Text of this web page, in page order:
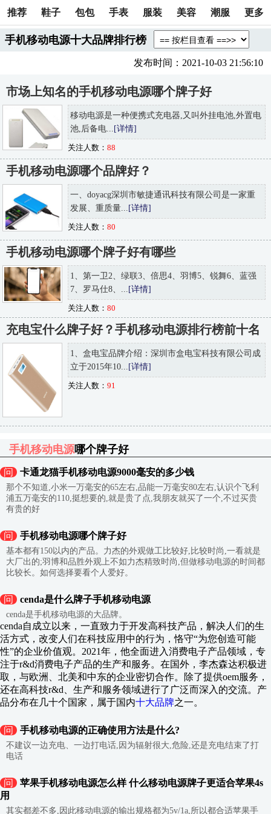
推荐 鞋子 包包 手表 服装 美容 潮服 更多
手机移动电源十大品牌排行榜
发布时间：2021-10-03 21:56:10
市场上知名的手机移动电源哪个牌子好
移动电源是一种便携式充电器,又叫外挂电池,外置电
池,后备电... [详情]
关注人数： 88
手机移动电源哪个品牌好？
一、doyacg深圳市敏捷通讯科技有限公司是一家重
发展、重质量... [详情]
关注人数： 80
手机移动电源哪个牌子好有哪些
1、第一卫2、绿联3、倍思4、羽博5、锐舞6、蓝强
7、罗马仕8、... [详情]
关注人数： 80
充电宝什么牌子好？手机移动电源排行榜前十名
1、盒电宝品牌介绍：深圳市盒电宝科技有限公司成
立于2015年10... [详情]
关注人数： 91
手机移动电源哪个牌子好
问 卡通龙猫手机移动电源9000毫安的多少钱
那个不知道,小米一万毫安的65左右,品能一万毫安80左右,认识个飞利
浦五万毫安的110,挺想要的,就是贵了点,我朋友就买了一个,不过买贵
有贵的好
问 手机移动电源哪个牌子好
基本都有150以内的产品。力杰的外观做工比较好,比较时尚,一看就是
大厂出的;羽博和品胜外观上不如力杰精致时尚,但做移动电源的时间都
比较长。如何选择要看个人爱好。
问 cenda是什么牌子手机移动电源
cenda是手机移动电源的大品牌。
cenda自成立以来，一直致力于开发高科技产品，解决人们的生
活方式，改变人们在科技应用中的行为，恪守“为您创造可能
性”的企业价值观。2021年，他全面进入消费电子产品领域，专
注于r&d消费电子产品的生产和服务。在国外，李杰森达积极进
取，与欧洲、北美和中东的企业密切合作。除了提供oem服务，
还在高科技r&d、生产和服务领域进行了广泛而深入的交流。产
品分布在几十个国家，属于国内十大品牌之一。
问 手机移动电源的正确使用方法是什么?
不建议一边充电、一边打电话,因为辐射很大,危险,还是充电结束了打
电话
问
苹果手机移动电源怎么样 什么移动电源牌子更适合苹果4s
用
其实都差不多,因此移动电源的输出规格都为5v/1a,所以都合适苹果手